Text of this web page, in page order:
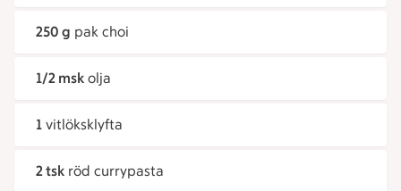
250 g pak choi
1/2 msk olja
1 vitlöksklyfta
2 tsk röd currypasta